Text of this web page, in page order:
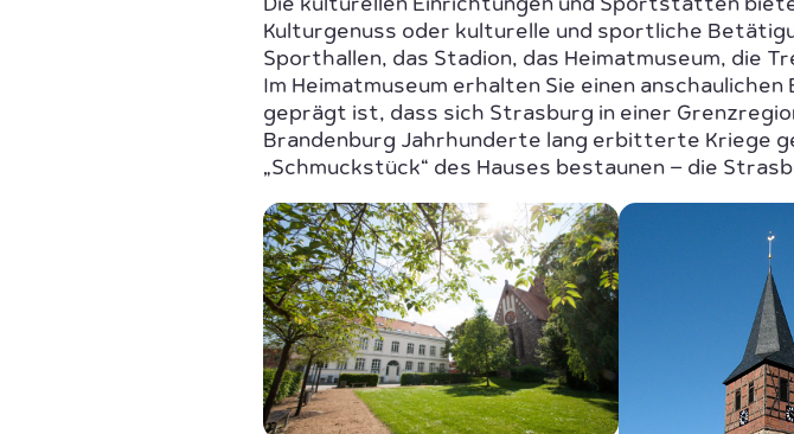
Die kulturellen Einrichtungen und Sportstätten
Kulturgenuss oder kulturelle und sportliche
Sporthallen, das Stadion, das Heimatmuseum, die
Im Heimatmuseum erhalten Sie einen
geprägt ist, dass sich Strasburg in einer
Brandenburg Jahrhunderte lang erbitterte Kriege
„Schmuckstück“ des Hauses bestaunen – die